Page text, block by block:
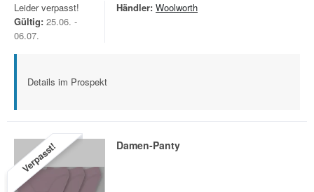
Leider verpasst!
Gültig: 25.06. -
06.07.
Händler: Woolworth
Details im Prospekt
Verpasst! Damen-Panty